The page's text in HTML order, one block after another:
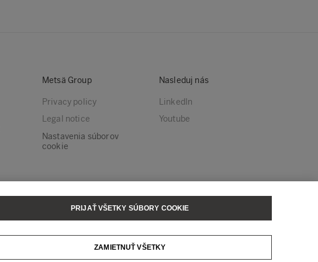
Metsä Group
Privacy policy
Legal notice
Nastavenia súborov
cookie
Nasleduj nás
LinkedIn
Youtube
Metsä Wood
ZAMIETNUŤ VŠETKY
PRIJAŤ VŠETKY SÚBORY COOKIE